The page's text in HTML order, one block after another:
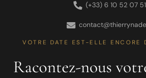
(+33) 6 10 52 07 51
VOTRE DATE EST-ELLE ENCORE
Racontez-nous